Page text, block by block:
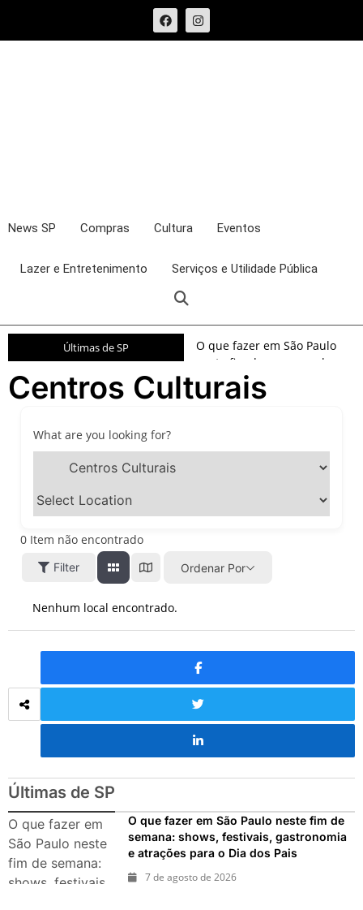
News SP Compras Cultura Eventos
Lazer e Entretenimento Serviços e Utilidade Pública
Últimas de SP
O que fazer em São Paulo
neste fim de semana: shows,
festivais, gastronomia e
atrações para o Dia dos Pais
passeios imperdíveis nos
dias 8 e 9 de agosto de 2026
transforma o Bixiga em um
pedaço da Itália durante
em agosto de 2026: festas
nos dias 25 e 26 de julho:
festas, shows, exposições e
passeios imperdíveis
O que fazer em São Paulo
nos dias 18 e 19 de julho de
2026: festas julinas, shows,
Copa do Mundo, exposições
e passeios imperdíveis
Centros Culturais
What are you looking for?
0 Item não encontrado
Filter Ordenar Por
Nenhum local encontrado.
Últimas de SP
O que fazer em
São Paulo neste
fim de semana:
shows, festivais,
O que fazer em São Paulo neste fim de
semana: shows, festivais, gastronomia
e atrações para o Dia dos Pais
7 de agosto de 2026